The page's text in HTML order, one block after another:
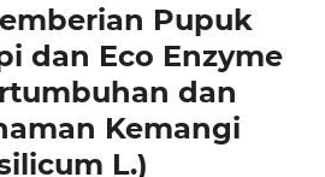
Pupuk
dan Eco Enzyme
dan
Kemangi
L.)